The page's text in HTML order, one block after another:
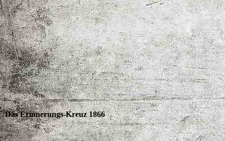
Das Erinnerungs-Kreuz 1866